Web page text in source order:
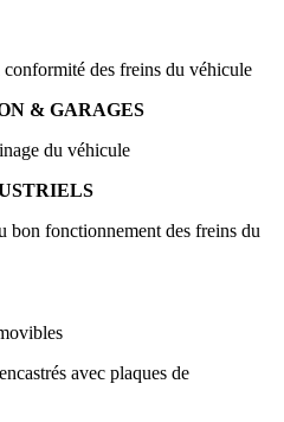
des freins du véhicule
& GARAGES
du véhicule
bon fonctionnement des freins du
avec plaques de